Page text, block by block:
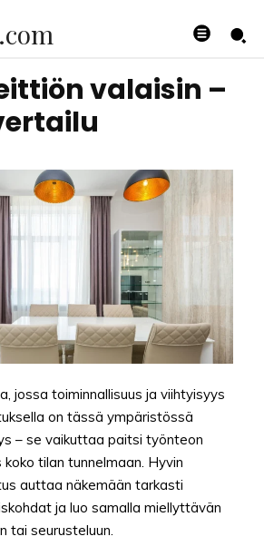
valaisin –
jossa toiminnallisuus ja viihtyisyys
on tässä ympäristössä
– se vaikuttaa paitsi työnteon
tilan tunnelmaan. Hyvin
auttaa näkemään tarkasti
ja luo samalla miellyttävän
tai seurusteluun.